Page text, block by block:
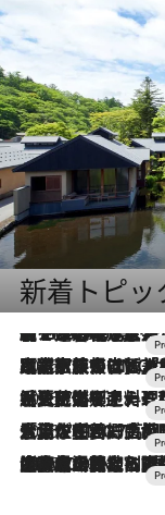
新着トピ
2026.8.7
【トンボの足水浴】ヒノキの香りに包まれて涼感マックス！約13℃の湧水かけ流しを避暑地「星野温泉 トンボの湯」で体験
2026.7.31
【ホテル帰省】という選択肢をOMOが提案。家族とほどよい距離を保つには「昼は実家、夜は気兼ねなくホテルで！」
2026.7.24
【夏限定ディナーコース】旬を迎える稚鮎や花ズッキーニなどをイタリア・トスカーナの郷土料理の手法で満喫！
2026.7.17
「土佐和ハーブかき氷」がOMO7高知に登場！生姜、山椒、大葉など目にも舌にも涼を呼
2026.7.10
NEW OPEN！【界 草津】名湯の地に誕生。趣の異なる2種の温泉と上州ならではの会席・蕎麦割烹など美食を味わう究極の癒やし旅